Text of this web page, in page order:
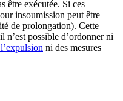
être exécutée. Si ces
insoumission peut être
de prolongation). Cette
n’est possible d’ordonner ni
ni des mesures